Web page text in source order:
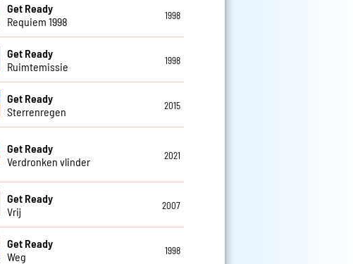
Get Ready
Requiem 1998
1998
Get Ready
Ruimtemissie
1998
Get Ready
Sterrenregen
2015
Get Ready
Verdronken vlinder
2021
Get Ready
Vrij
2007
Get Ready
Weg
1998